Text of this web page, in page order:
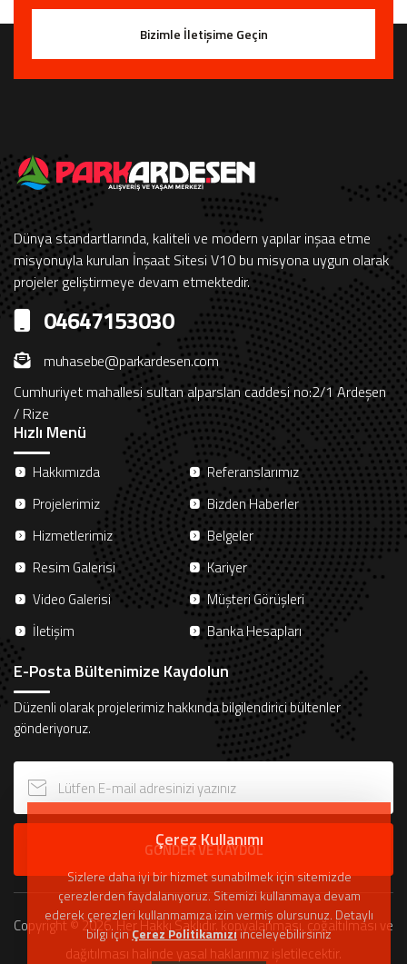
Bizimle İletişime Geçin
Dünya standartlarında, kaliteli ve modern yapılar inşaa etme
misyonuyla kurulan İnşaat Sitesi V10 bu misyona uygun olarak
projeler geliştirmeye devam etmektedir.
04647153030
muhasebe@parkardesen.com
Cumhuriyet mahallesi sultan alparslan caddesi no:2/1 Ardeşen
/ Rize
Hızlı Menü
Hakkımızda
Projelerimiz
Hizmetlerimiz
Resim Galerisi
Video Galerisi
İletişim
Referanslarımız
Bizden Haberler
Belgeler
Kariyer
Müşteri Görüşleri
Banka Hesapları
E-Posta Bültenimize Kaydolun
Düzenli olarak projelerimiz hakkında bilgilendirici bültenler
gönderiyoruz.
GÖNDER VE KAYDOL
Copyright © 2026. Her Hakkı Saklıdır. kopyalanması, çoğaltılması ve
dağıtılması halinde yasal haklarımız işletilecektir.
Çerez Kullanımı
Sizlere daha iyi bir hizmet sunabilmek için sitemizde
çerezlerden faydalanıyoruz. Sitemizi kullanmaya devam
ederek çerezleri kullanmamıza izin vermiş olursunuz. Detaylı
bilgi içinÇerez Politikamızıinceleyebilirsiniz